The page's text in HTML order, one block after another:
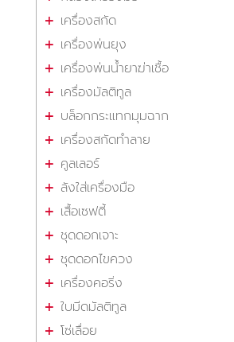
เครื่องสกัด
เครื่องพ่นยุง
เครื่องพ่นน้ำยาฆ่าเชื้อ
เครื่องมัลติทูล
บล็อกกระแทกมุมฉาก
เครื่องสกัดทำลาย
คูลเลอร์
ลังใส่เครื่องมือ
เสื้อเซฟตี้
ชุดดอกเจาะ
ชุดดอกไขควง
เครื่องคอริ่ง
ใบมีดมัลติทูล
โซ่เลื่อย